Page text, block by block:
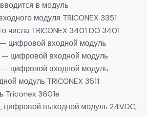
в модуль
модуля TRICONEX 3351
числа TRICONEX 3401 DO 3401
— цифровой входной модуль
— цифровой входной модуль
— цифровой входной модуль
модуль TRICONEX 3511
Triconex 3601e
цифровой выходной модуль 24VDC,